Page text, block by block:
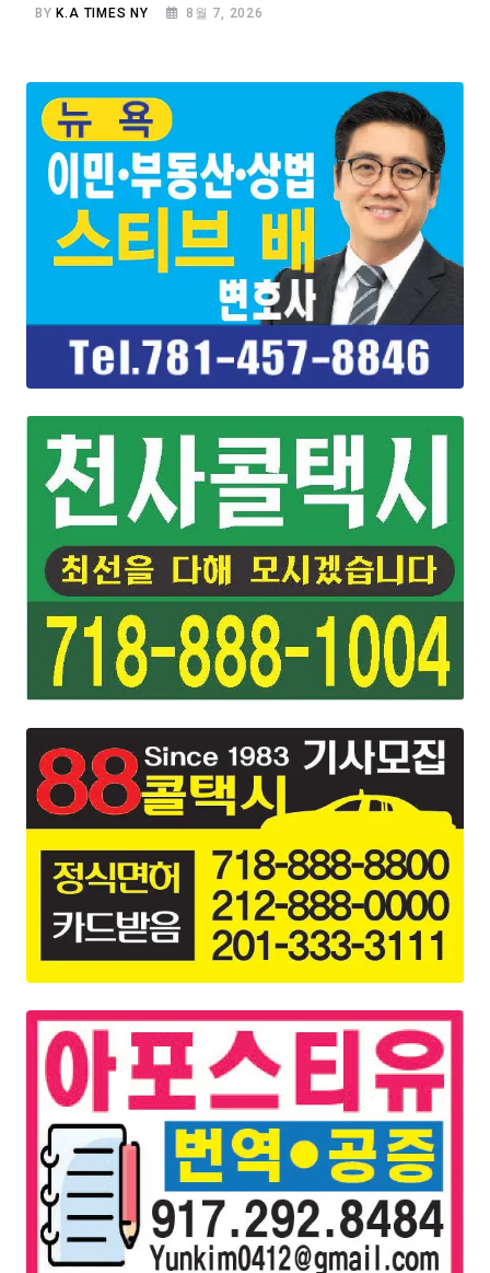
BYK.A TIMES NY 8월 7, 2026